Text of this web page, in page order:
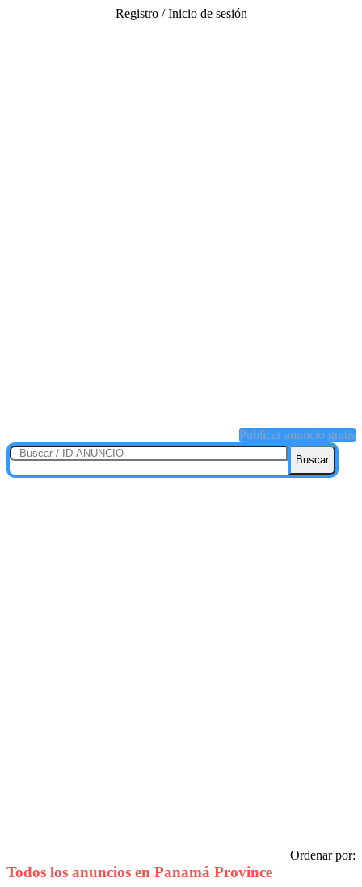
Registro / Inicio de sesión
Publicar anuncio gratis
Buscar
Todos los anuncios en Panamá Province
Ordenar por: